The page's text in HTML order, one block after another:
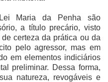
Maria da Penha são
a título precário, visto
certeza da prática ou da
pelo agressor, mas em
em elementos indiciários
preliminar. Dessa forma,
natureza, revogáveis e